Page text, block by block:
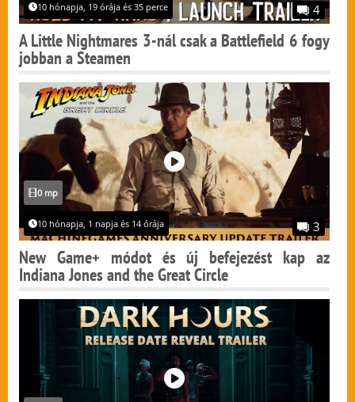
10 hónapja, 19 órája és 35 perce 4
A Little Nightmares 3-nál csak a Battlefield 6 fogy
jobban a Steamen
0 mp
10 hónapja, 1 napja és 14 órája 3
New Game+ módot és új befejezést kap az
Indiana Jones and the Great Circle